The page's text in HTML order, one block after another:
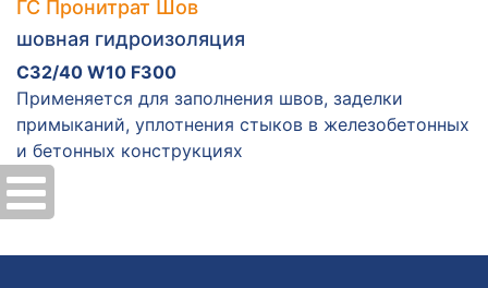
ГС Пронитрат Шов
шовная гидроизоляция
C32/40 W10 F300
Применяется для заполнения швов, заделки
примыканий, уплотнения стыков в железобетонных
и бетонных конструкциях